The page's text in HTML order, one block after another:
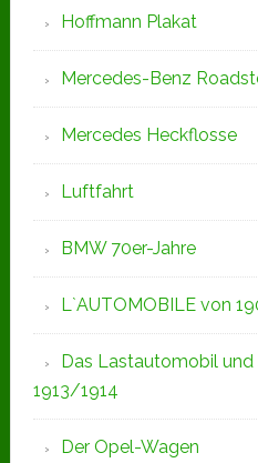
Hoffmann Plakat
Mercedes-Benz
Mercedes Heckflosse
Luftfahrt
BMW 70er-Jahre
L`AUTOMOBILE von
Das Lastautomobil und
1913/1914
Der Opel-Wagen